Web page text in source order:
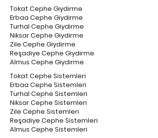
Tokat Cephe Giydirme
Erbaa Cephe Giydirme
Turhal Cephe Giydirme
Niksar Cephe Giydirme
Zile Cephe Giydirme
Reşadiye Cephe Giydirme
Almus Cephe Giydirme
Tokat Cephe Sistemleri
Erbaa Cephe Sistemleri
Turhal Cephe Sistemleri
Niksar Cephe Sistemleri
Zile Cephe Sistemleri
Reşadiye Cephe Sistemleri
Almus Cephe Sistemleri